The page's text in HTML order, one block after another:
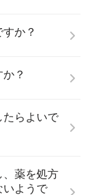
か？
？
たらよいで
、薬を処方
いようで